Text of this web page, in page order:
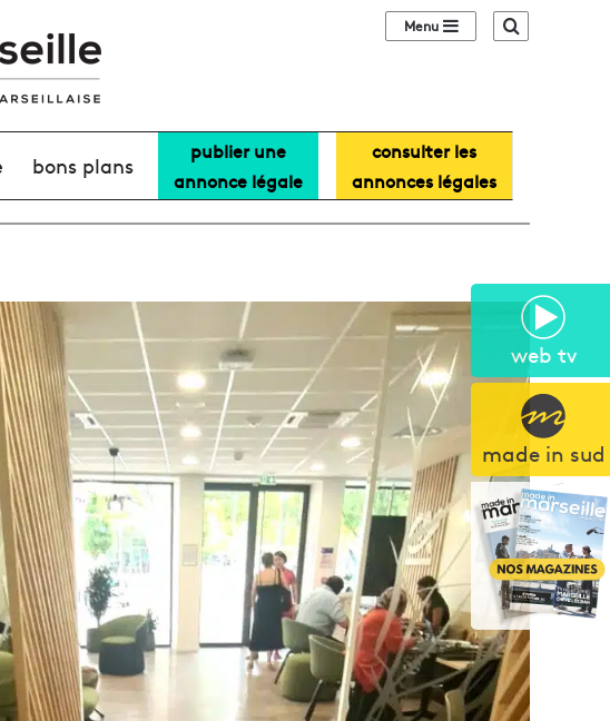
web tv
made in sud
Sidebar (barre
bons plans
publier une
annonce légale
consulter les
annonces légales